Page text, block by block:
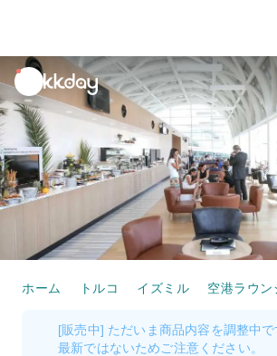
unread
notifications
ホーム トルコ イズミル 空港ラウン
[販売中] ただいま商品内容を調整中
最新ではないためご注意ください。